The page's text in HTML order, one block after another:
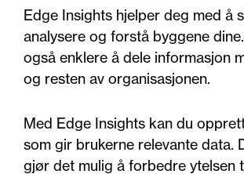
Edge Insights hjelper deg med å
analysere og forstå byggene
også enklere å dele informasjon
og resten av organisasjonen.
Med Edge Insights kan du
som gir brukerne relevante data.
gjør det mulig å forbedre ytelsen